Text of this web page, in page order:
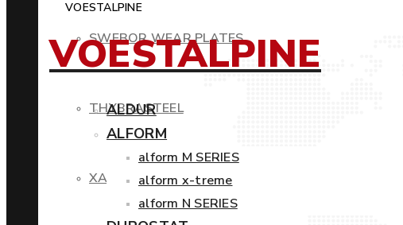
SWEBOR WEAR PLATES
THYBRASTEEL
XAR
VOESTALPINE
VOESTALPINE
ALDUR
ALFORM
alform M SERIES
alform x-treme
alform N SERIES